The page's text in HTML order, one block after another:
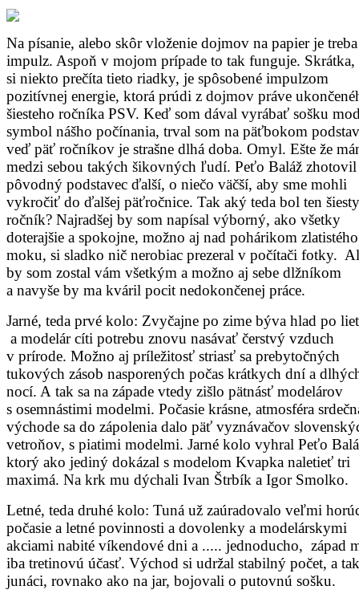
Na písanie, alebo skôr vloženie dojmov na papier je treba
impulz. Aspoň v mojom prípade to tak funguje. Skrátka,
si niekto prečíta tieto riadky, je spôsobené impulzom
pozitívnej energie, ktorá prúdi z dojmov práve
šiesteho ročníka PSV. Keď som dával vyrábať sošku
symbol nášho počínania, trval som na päťbokom
veď päť ročníkov je strašne dlhá doba. Omyl. Ešte že
medzi sebou takých šikovných ľudí. Peťo Baláž
pôvodný podstavec ďalší, o niečo väčší, aby sme mohli
vykročiť do ďalšej päťročnice. Tak aký teda bol ten šiesty
ročník? Najradšej by som napísal výborný, ako všetky
doterajšie a spokojne, možno aj nad pohárikom zlatistého
moku, si sladko nič nerobiac prezeral v počítači fotky.
by som zostal vám všetkým a možno aj sebe dlžníkom
a navyše by ma kváril pocit nedokončenej práce.
Jarné, teda prvé kolo: Zvyčajne po zime býva hlad po
a modelár cíti potrebu znovu nasávať čerstvý vzduch
v prírode. Možno aj príležitosť striasť sa prebytočných
tukových zásob nasporených počas krátkych dní a
nocí. A tak sa na západe vtedy zišlo pätnásť modelárov
s osemnástimi modelmi. Počasie krásne, atmosféra
východe sa do zápolenia dalo päť vyznávačov
vetroňov, s piatimi modelmi. Jarné kolo vyhral Peťo
ktorý ako jediný dokázal s modelom Kvapka naletieť tri
maximá. Na krk mu dýchali Ivan Štrbík a Igor Smolko.
Letné, teda druhé kolo: Tuná už zaúradovalo veľmi
počasie a letné povinnosti a dovolenky a modelárskymi
akciami nabité víkendové dni a ..... jednoducho, západ
iba tretinovú účasť. Východ si udržal stabilný počet, a
junáci, rovnako ako na jar, bojovali o putovnú sošku.